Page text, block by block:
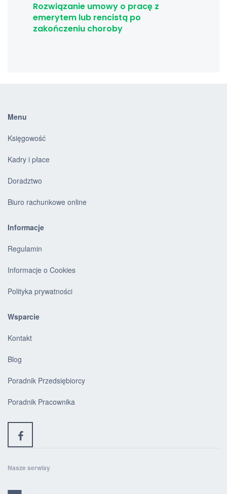
Rozwiązanie umowy o pracę z
emerytem lub rencistą po
zakończeniu choroby
Menu
Księgowość
Kadry i płace
Doradztwo
Biuro rachunkowe online
Informacje
Regulamin
Informacje o Cookies
Polityka prywatności
Wsparcie
Kontakt
Blog
Poradnik Przedsiębiorcy
Poradnik Pracownika
Nasze serwisy